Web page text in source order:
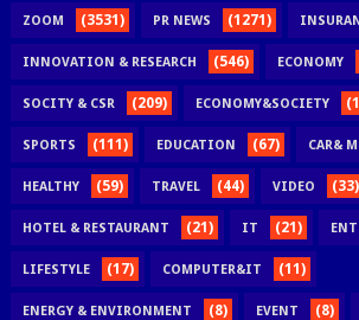
ZOOM (3531) PR NEWS (1271)
INNOVATION & RESEARCH (546) ECONOMY
SOCITY & CSR (209) ECONOMY&SOCIETY
SPORTS (111) EDUCATION (67) CAR&
HEALTHY (59) TRAVEL (44) VIDEO (33)
HOTEL & RESTAURANT (21) IT (21)
LIFESTYLE (17) COMPUTER&IT (11)
ENERGY & ENVIRONMENT (8) EVENT (8)